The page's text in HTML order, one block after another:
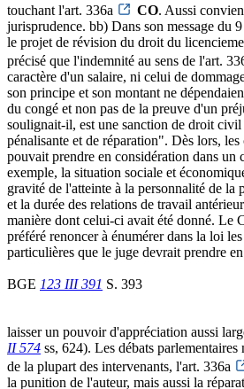
touchant l'art. 336a CO. Aussi
jurisprudence. bb) Dans son message du
le projet de révision du droit du
précisé que l'indemnité au sens de l'art.
caractère d'un salaire, ni celui de
son principe et son montant ne
du congé et non pas de la preuve d'un
soulignait-il, est une sanction de droit
pénalisante et de réparation". Dès lors,
pouvait prendre en considération dans un
exemple, la situation sociale et
gravité de l'atteinte à la personnalité de la
et la durée des relations de travail
manière dont celui-ci avait été donné. Le
préféré renoncer à énumérer dans la loi
particulières que le juge devrait prendre
BGE 123 III 391 S. 393
laisser un pouvoir d'appréciation aussi
II 574 ss, 624). Les débats
de la plupart des intervenants, l'art. 336a
la punition de l'auteur, mais aussi la